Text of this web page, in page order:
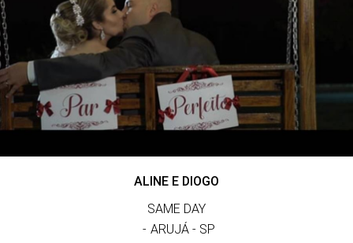
ALINE E DIOGO
SAME DAY
ARUJÁ - SP